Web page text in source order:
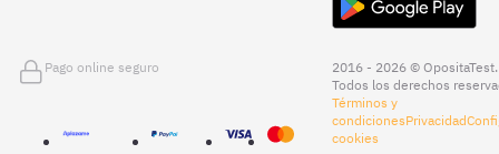
Pago online seguro
2016 - 2026 © OpositaTest.
Todos los derechos
Términos y
condicionesPrivacidad
cookies